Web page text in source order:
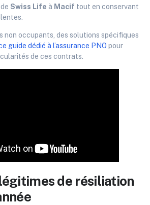
Swiss Life à Macif tout en conservant
non occupants, des solutions spécifiques
guide dédié à l’assurance PNO pour
de ces contrats.
de résiliation